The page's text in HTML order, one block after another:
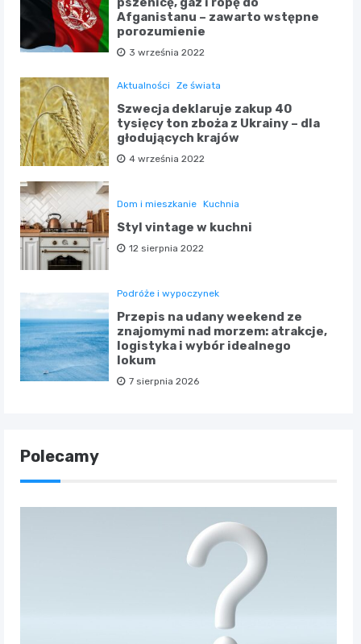
Afganistanu – zawarto wstępne
porozumienie
3 września 2022
Aktualności Ze świata
Szwecja deklaruje zakup 40
tysięcy ton zboża z Ukrainy – dla
głodujących krajów
4 września 2022
Dom i mieszkanie Kuchnia
Styl vintage w kuchni
12 sierpnia 2022
Podróże i wypoczynek
Przepis na udany weekend ze
znajomymi nad morzem: atrakcje,
logistyka i wybór idealnego
lokum
7 sierpnia 2026
Polecamy